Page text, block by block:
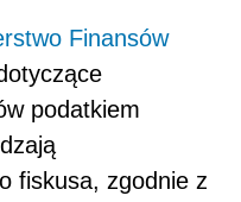
Finansów
podatkiem
fiskusa, zgodnie z